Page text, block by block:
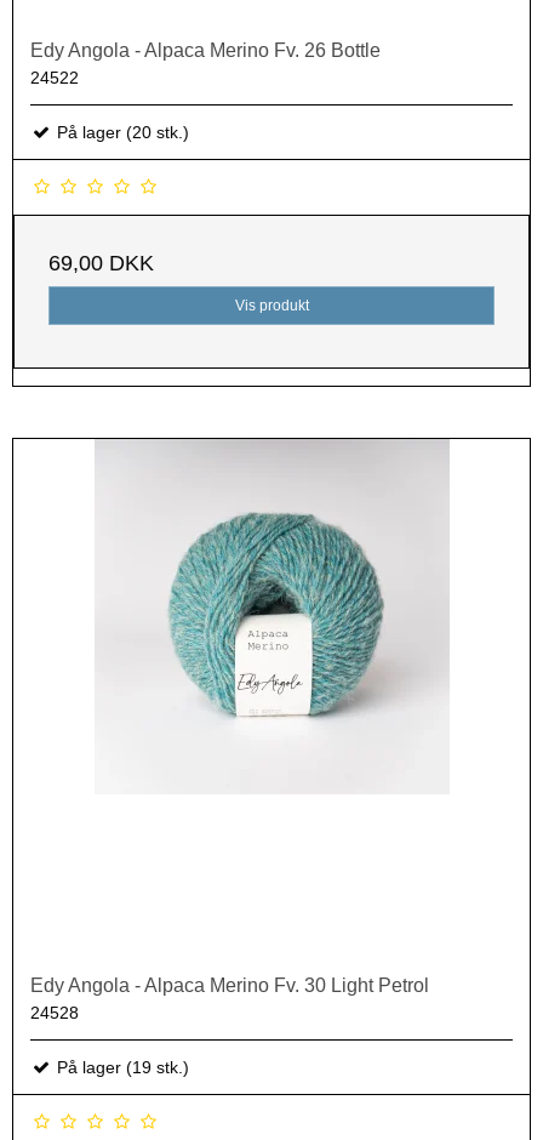
Edy Angola - Alpaca Merino Fv. 26 Bottle
24522
På lager (20 stk.)
69,00 DKK
Vis produkt
Edy Angola - Alpaca Merino Fv. 30 Light Petrol
24528
På lager (19 stk.)